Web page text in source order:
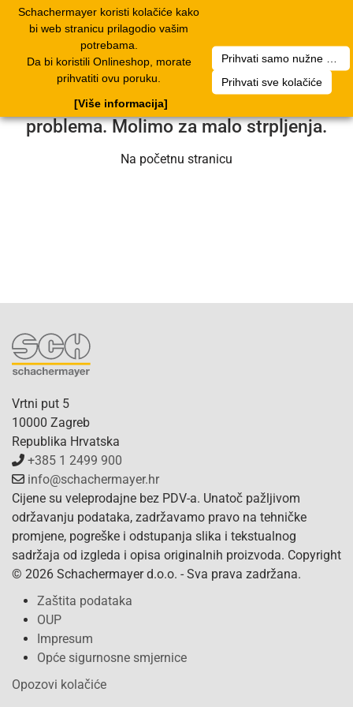
Schachermayer koristi kolačiće kako
bi web stranicu prilagodio vašim
potrebama.
Da bi koristili Onlineshop, morate
prihvatiti ovu poruku.
Prihvati sve kolačiće
[Više informacija]
Nažalost, došlo je do pogreške. Naš
servisni tim radi na rješavanju
problema. Molimo za malo strpljenja.
Na početnu stranicu
Vrtni put 5
10000 Zagreb
Republika Hrvatska
+385 1 2499 900
info@schachermayer.hr
Cijene su veleprodajne bez PDV-a. Unatoč pažljivom
održavanju podataka, zadržavamo pravo na tehničke
promjene, pogreške i odstupanja slika i tekstualnog
sadržaja od izgleda i opisa originalnih proizvoda. Copyright
© 2026 Schachermayer d.o.o. - Sva prava zadržana.
Zaštita podataka
OUP
Impresum
Opće sigurnosne smjernice
Opozovi kolačiće